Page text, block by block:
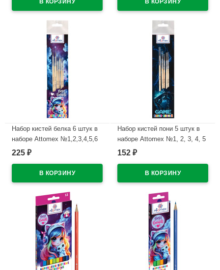
Набор кистей белка 6 штук в
наборе Attomex №1,2,3,4,5,6
Лучшие друзья (Best Friends)
225 ₽
Набор кистей пони 5 штук в
наборе Attomex №1, 2, 3, 4, 5
Игра (GAME) арт.8072604
152 ₽